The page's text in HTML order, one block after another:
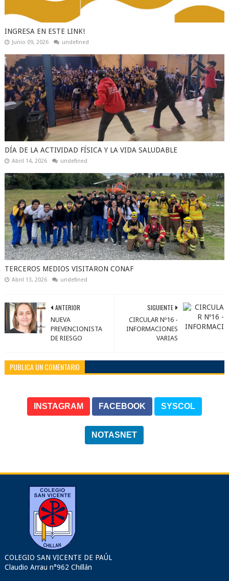
INGRESA EN ESTE LINK!
Junio 09, 2026 undefined
DÍA DE LA ACTIVIDAD FÍSICA Y LA VIDA SALUDABLE
Abril 14, 2026 undefined
TERCEROS MEDIOS VISITARON CONAF
Abril 13, 2026 undefined
SIGUIENTE
CIRCULAR Nº16 -
INFORMACIONES
VARIAS
ANTERIOR
NUEVA
PREVENCIONISTA
DE RIESGO
PUBLICA UN COMENTARIO
INSTAGRAM FACEBOOK SYSCOL
NOTASNET
COLEGIO SAN VICENTE DE PAÚL
Claudio Arrau n°962 Chillán